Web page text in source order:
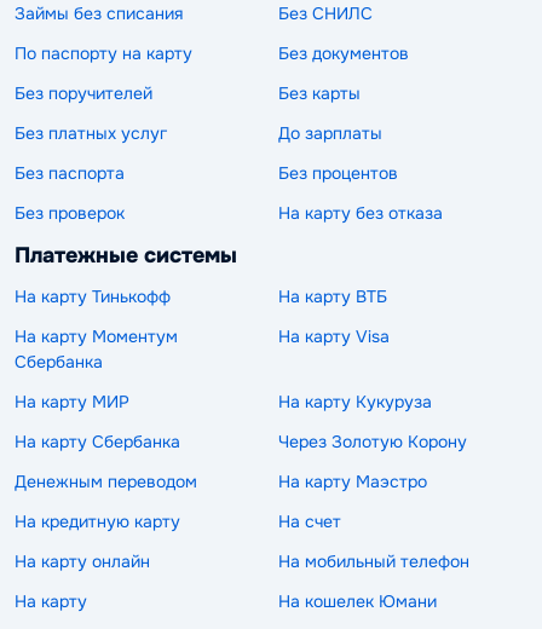
Займы без списания
Без СНИЛС
По паспорту на карту
Без документов
Без поручителей
Без карты
Без платных услуг
До зарплаты
Без паспорта
Без процентов
Без проверок
На карту без отказа
Платежные системы
На карту Тинькофф
На карту ВТБ
На карту Моментум
Сбербанка
На карту Visa
На карту МИР
На карту Кукуруза
На карту Сбербанка
Через Золотую Корону
Денежным переводом
На карту Маэстро
На кредитную карту
На счет
На карту онлайн
На мобильный телефон
На карту
На кошелек Юмани